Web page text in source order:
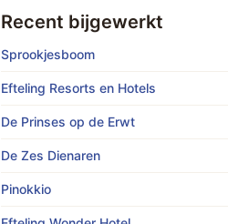
Recent bijgewerkt
Sprookjesboom
Efteling Resorts en Hotels
De Prinses op de Erwt
De Zes Dienaren
Pinokkio